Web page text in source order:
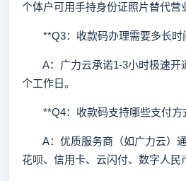
个体户可用手持身份证照片替代营
**Q3：收款码办理需要多长时
A：广力云承诺1-3小时极速开
个工作日。
**Q4：收款码支持哪些支付方
A：优质服务商（如广力云）通
花呗、信用卡、云闪付、数字人民